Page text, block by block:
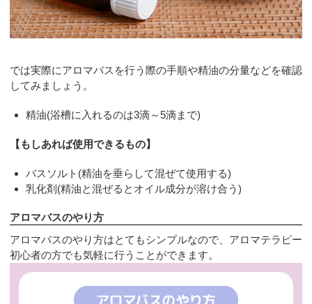
では実際にアロマバスを行う際の手順や精油の分量などを確認
してみましょう。
精油(浴槽に入れるのは3滴～5滴まで)
【もしあれば使用できるもの】
バスソルト(精油を垂らして混ぜて使用する)
乳化剤(精油と混ぜるとオイル成分が溶け合う)
アロマバスのやり方
アロマバスのやり方はとてもシンプルなので、アロマテラピー
初心者の方でも気軽に行うことができます。